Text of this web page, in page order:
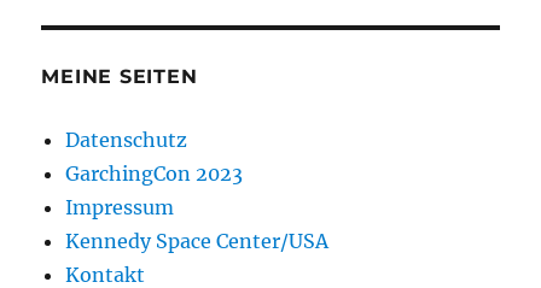
MEINE SEITEN
Datenschutz
GarchingCon 2023
Impressum
Kennedy Space Center/USA
Kontakt